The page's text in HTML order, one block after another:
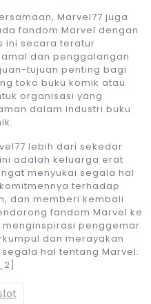
Marvel77 juga
fandom Marvel dengan
ini secara teratur
dan penggalangan
tujuan penting bagi
toko buku komik atau
organisasi yang
dalam industri buku
lebih dari sekedar
adalah keluarga erat
menyukai segala hal
terhadap
dan memberi kembali
fandom Marvel ke
penggemar
dan merayakan
hal tentang Marvel.